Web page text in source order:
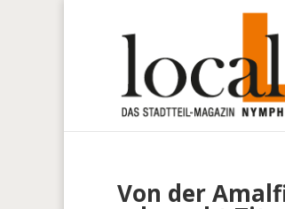
Von der